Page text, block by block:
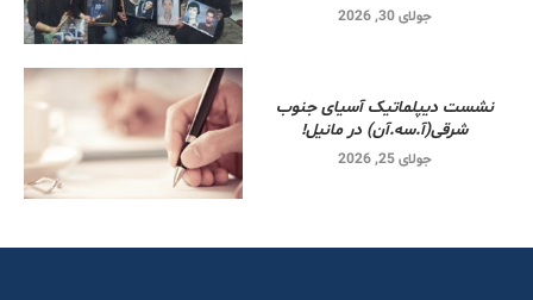
جولای 30, 2026
نشست دیپلماتیک آسیای جنوب
شرقی‌(آ.سه.آن) در مانیل!
جولای 25, 2026